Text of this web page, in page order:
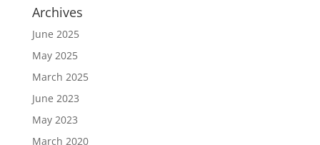
Archives
June 2025
May 2025
March 2025
June 2023
May 2023
March 2020